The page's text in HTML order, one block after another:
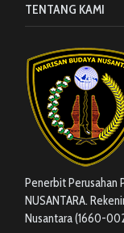
TENTANG KAMI
Penerbit Perusahan
NUSANTARA.
Nusantara (1660-